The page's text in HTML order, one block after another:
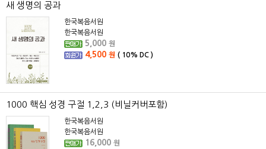
새 생명의 공과
한국복음서원
한국복음서원
5,000 원
4,500 원 ( 10% DC )
1000 핵심 성경 구절 1,2,3 (비닐커버포함)
한국복음서원
한국복음서원
16,000 원